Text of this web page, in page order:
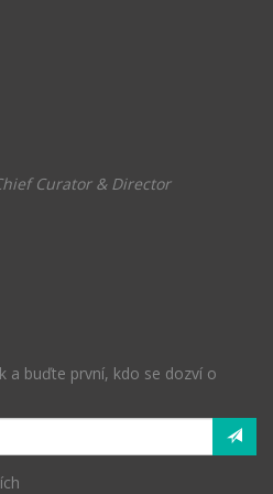
Curator & Director
a buďte první, kdo se dozví o